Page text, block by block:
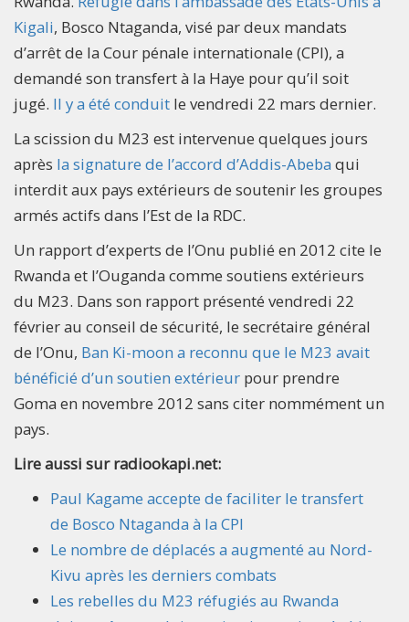
Kigali, Bosco Ntaganda, visé par deux mandats
d’arrêt de la Cour pénale internationale (CPI), a
demandé son transfert à la Haye pour qu’il soit
jugé. Il y a été conduit le vendredi 22 mars dernier.
La scission du M23 est intervenue quelques jours
après la signature de l’accord d’Addis-Abeba qui
interdit aux pays extérieurs de soutenir les groupes
armés actifs dans l’Est de la RDC.
Un rapport d’experts de l’Onu publié en 2012 cite le
Rwanda et l’Ouganda comme soutiens extérieurs
du M23. Dans son rapport présenté vendredi 22
février au conseil de sécurité, le secrétaire général
de l’Onu, Ban Ki-moon a reconnu que le M23 avait
bénéficié d’un soutien extérieur pour prendre
Goma en novembre 2012 sans citer nommément un
pays.
Lire aussi sur radiookapi.net:
Paul Kagame accepte de faciliter le transfert
de Bosco Ntaganda à la CPI
Le nombre de déplacés a augmenté au Nord-
Kivu après les derniers combats
Les rebelles du M23 réfugiés au Rwanda